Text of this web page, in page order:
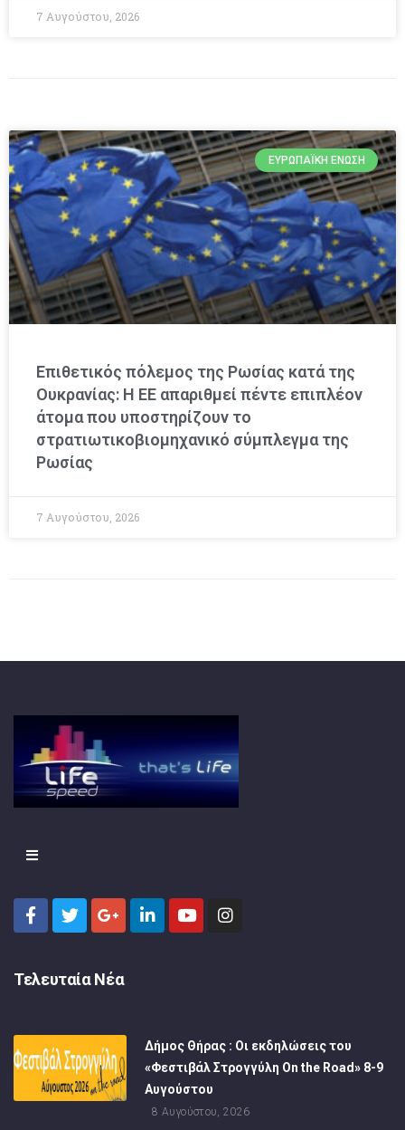
7 Αυγούστου, 2026
ΕΥΡΩΠΑΪΚΉ ΈΝΩΣΗ
Επιθετικός πόλεμος της Ρωσίας κατά της
Ουκρανίας: Η ΕΕ απαριθμεί πέντε επιπλέον
άτομα που υποστηρίζουν το
στρατιωτικοβιομηχανικό σύμπλεγμα της
Ρωσίας
7 Αυγούστου, 2026
Τελευταία Νέα
Δήμος Θήρας : Οι εκδηλώσεις του
«Φεστιβάλ Στρογγύλη On the Road» 8-9
Αυγούστου
8 Αυγούστου, 2026